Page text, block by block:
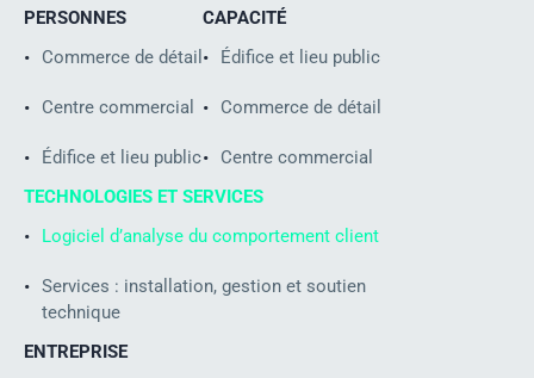
PERSONNES
Commerce de détail
Centre commercial
Édifice et lieu public
CAPACITÉ
Édifice et lieu public
Commerce de détail
Centre commercial
TECHNOLOGIES ET SERVICES
Logiciel d’analyse du comportement client
Services : installation, gestion et soutien
technique
ENTREPRISE